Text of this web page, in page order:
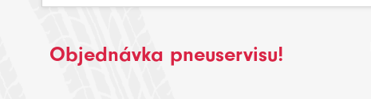
Objednávka pneuservisu!